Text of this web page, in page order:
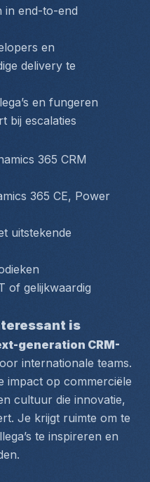
in end-to-end
en
delivery te
en fungeren
bij escalaties
365 CRM
365 CE, Power
uitstekende
of gelijkwaardig
is
generation CRM-
internationale teams.
impact op commerciële
cultuur die innovatie,
Je krijgt ruimte om te
te inspireren en